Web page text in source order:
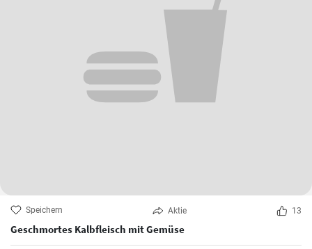
Speichern Aktie 13
Geschmortes Kalbfleisch mit Gemüse